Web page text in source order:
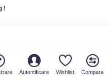
!
Autentificare Wishlist Compara